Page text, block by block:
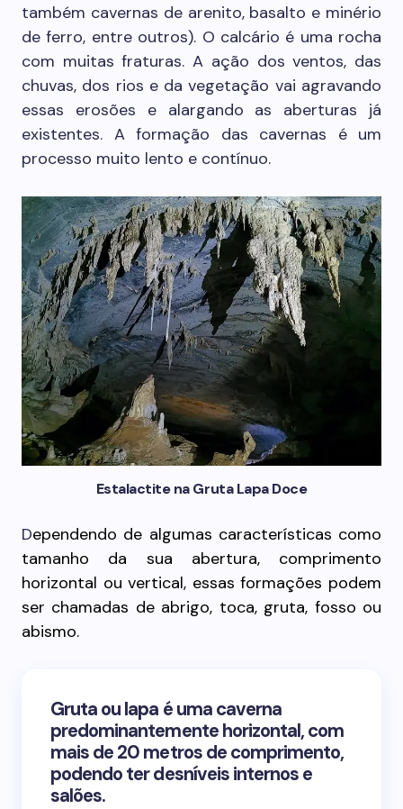
também cavernas de arenito, basalto e minério
de ferro, entre outros). O calcário é uma rocha
com muitas fraturas. A ação dos ventos, das
chuvas, dos rios e da vegetação vai agravando
essas erosões e alargando as aberturas já
existentes. A formação das cavernas é um
processo muito lento e contínuo.
Estalactite na Gruta Lapa Doce
Dependendo de algumas características como
tamanho da sua abertura, comprimento
horizontal ou vertical, essas formações podem
ser chamadas de abrigo, toca, gruta, fosso ou
abismo.
Gruta ou lapa é uma caverna
predominantemente horizontal, com
mais de 20 metros de comprimento,
podendo ter desníveis internos e
salões.